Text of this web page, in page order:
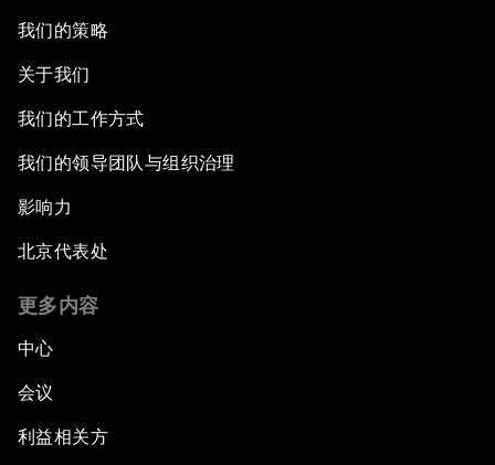
我们的策略
关于我们
我们的工作方式
我们的领导团队与组织治理
影响力
北京代表处
更多内容
中心
会议
利益相关方